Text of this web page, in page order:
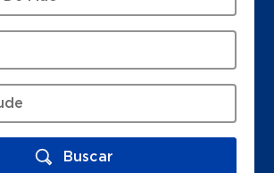
Buscar